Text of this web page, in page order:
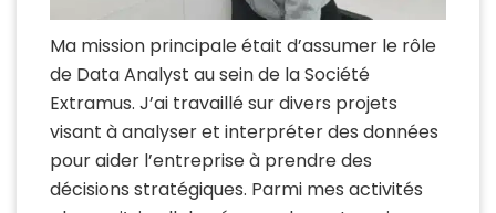
Ma mission principale était d’assumer le rôle
de Data Analyst au sein de la Société
Extramus. J’ai travaillé sur divers projets
visant à analyser et interpréter des données
pour aider l’entreprise à prendre des
décisions stratégiques. Parmi mes activités